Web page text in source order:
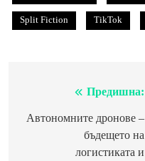
Split Fiction TikTok
НавигацияПредишна:
Автономните дронове –
бъдещето на
логистиката и